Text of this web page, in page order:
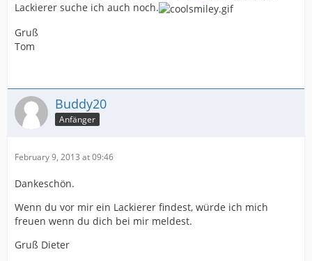
Lackierer suche ich auch noch.
Gruß
Tom
Buddy20
Anfänger
February 9, 2013 at 09:46
Dankeschön.
Wenn du vor mir ein Lackierer findest, würde ich mich
freuen wenn du dich bei mir meldest.
Gruß Dieter